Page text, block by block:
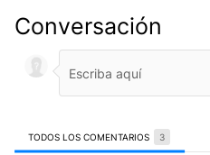
Conversación
TODOS LOS COMENTARIOS 3